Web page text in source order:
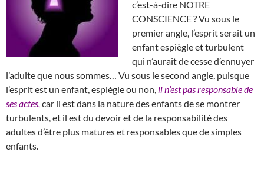
c’est-à-dire NOTRE
CONSCIENCE ? Vu sous le
premier angle, l’esprit serait un
enfant espiègle et turbulent
qui n’aurait de cesse d’ennuyer
l’adulte que nous sommes… Vu sous le second angle, puisque
l’esprit est un enfant, espiègle ou non, il n’est pas responsable de
ses actes, car il est dans la nature des enfants de se montrer
turbulents, et il est du devoir et de la responsabilité des
adultes d’être plus matures et responsables que de simples
enfants.